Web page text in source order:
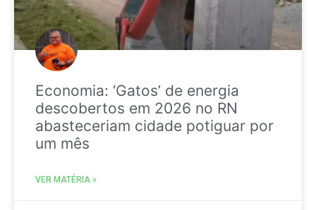
Economia: ‘Gatos’ de energia
descobertos em 2026 no RN
abasteceriam cidade potiguar por
um mês
VER MATÉRIA »